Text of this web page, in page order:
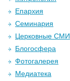
Епархия
Семинария
Церковные СМИ
Блогосфера
Фотогалерея
Медиатека